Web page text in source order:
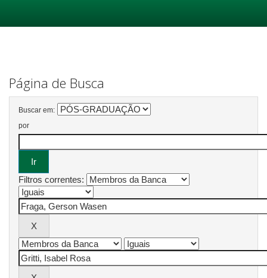
Página de Busca
Buscar em:
por
Filtros correntes: